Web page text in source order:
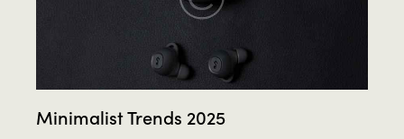
Minimalist Trends 2025